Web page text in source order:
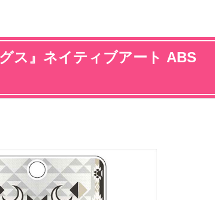
ス』ネイティブアート ABS